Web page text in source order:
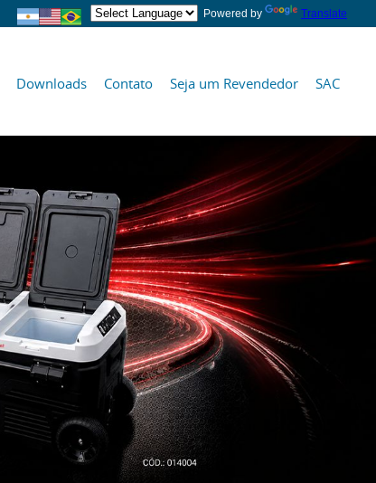
Powered by Translate
Downloads Contato Seja um Revendedor SAC